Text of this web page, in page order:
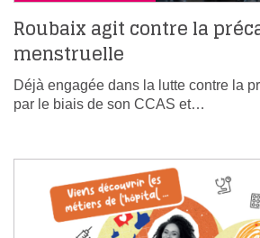
Roubaix agit contre la
menstruelle
Déjà engagée dans la lutte contre la
par le biais de son CCAS et…